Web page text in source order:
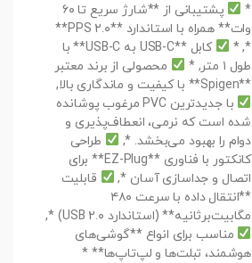
*
پشتیبانی از **شارژ سریع تا ۶۰
وات** همراه با استاندارد **PPS ۲.۰**
*, *
کابل **USB-C به USB-C** با
طول ۱ متر, *
محصولی از برند معتبر
**Spigen** با کیفیت و ماندگاری بالا,
با جدیدترین PVC مرغوب پوشانده
شده است که نرمی، انعطاف‌پذیری و
دوام را بهبود می‌بخشد. *,
طراحی
کانکتور با فناوری **EZ-Plug** برای
اتصال و جداسازی آسان *,
قابلیت
**انتقال داده با سرعت ۴۸۰
مگابیت‌برثانیه** (استاندارد USB ۲.۰) *,
مناسب برای انواع **گوشی‌های
هوشمند، تبلت‌ها و لپ‌تاپ‌ها** *